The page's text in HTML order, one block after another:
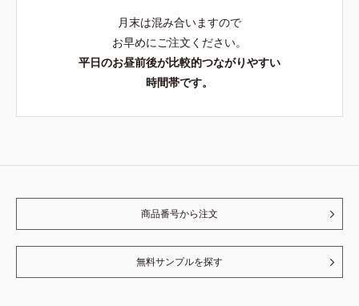
月末は混み合いますので
お早めにご注文ください。
平日のお昼前後が比較的つながりやすい
時間帯です。
商品番号から注文
無料サンプルを探す